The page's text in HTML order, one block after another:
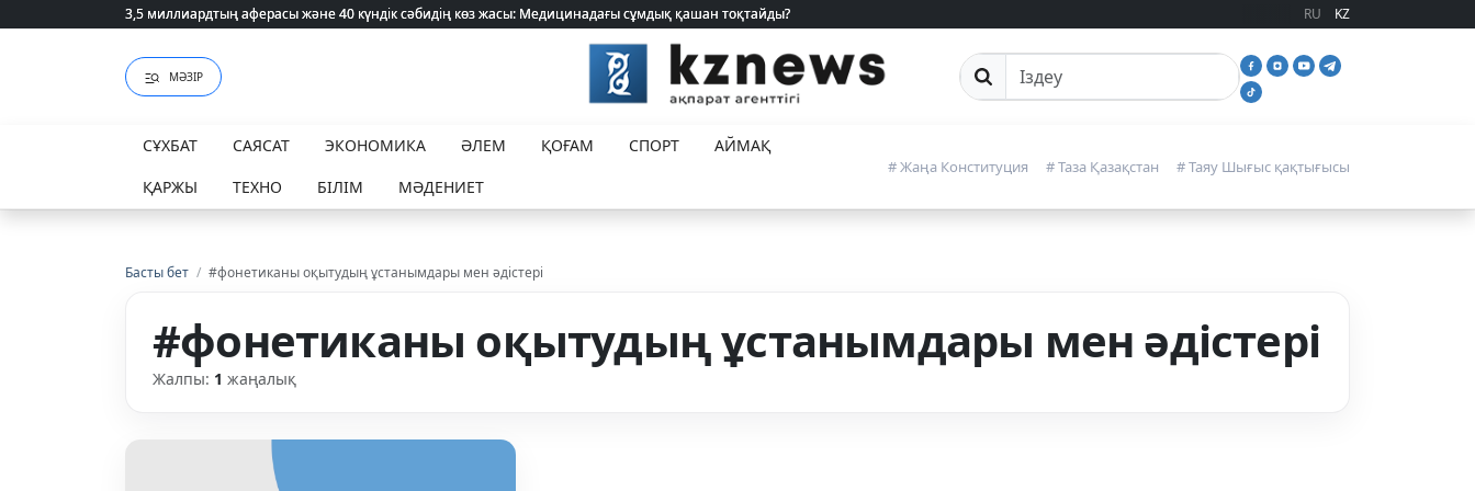
3,5 миллиардтың аферасы және 40 күндік сәбидің көз жасы: Медицинадағы сұмдық қашан тоқтайды?
3,5 миллиардтың аферасы және 40 күндік сәбидің көз жасы: Медицинадағы сұмдық қашан тоқтайды? RU KZ
МӘЗІР Сайттан іздеу
СҰХБАТ САЯСАТ ЭКОНОМИКА ӘЛЕМ ҚОҒАМ СПОРТ
АЙМАҚ
ҚАРЖЫ
ТЕХНО БІЛІМ МӘДЕНИЕТ
# Жаңа Конституция # Таза Қазақстан # Таяу Шығыс қақтығысы
Басты бет / #фонетиканы оқытудың ұстанымдары мен әдістері
#фонетиканы оқытудың ұстанымдары мен әдістері
Жалпы: 1 жаңалық